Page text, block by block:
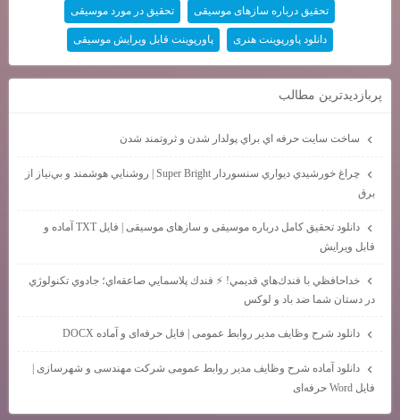
تحقیق درباره سازهای موسیقی تحقیق در مورد موسیقی
دانلود پاورپوینت هنری پاورپوینت قابل ویرایش موسیقی
پربازديدترين مطالب
ساخت سايت حرفه اي براي پولدار شدن و ثروتمند شدن
چراغ خورشيدي ديواري سنسوردار Super Bright | روشنايي هوشمند و بي‌نياز از
برق
دانلود تحقیق کامل درباره موسیقی و سازهای موسیقی | فایل TXT آماده و
قابل ویرایش
خداحافظي با فندك‌هاي قديمي! ⚡ فندك پلاسمايي صاعقه‌اي؛ جادوي تكنولوژي
در دستان شما ضد باد و لوكس
دانلود شرح وظایف مدیر روابط عمومی | فایل حرفه‌ای و آماده DOCX
دانلود آماده شرح وظایف مدیر روابط عمومی شرکت مهندسی و شهرسازی |
فایل Word حرفه‌ای